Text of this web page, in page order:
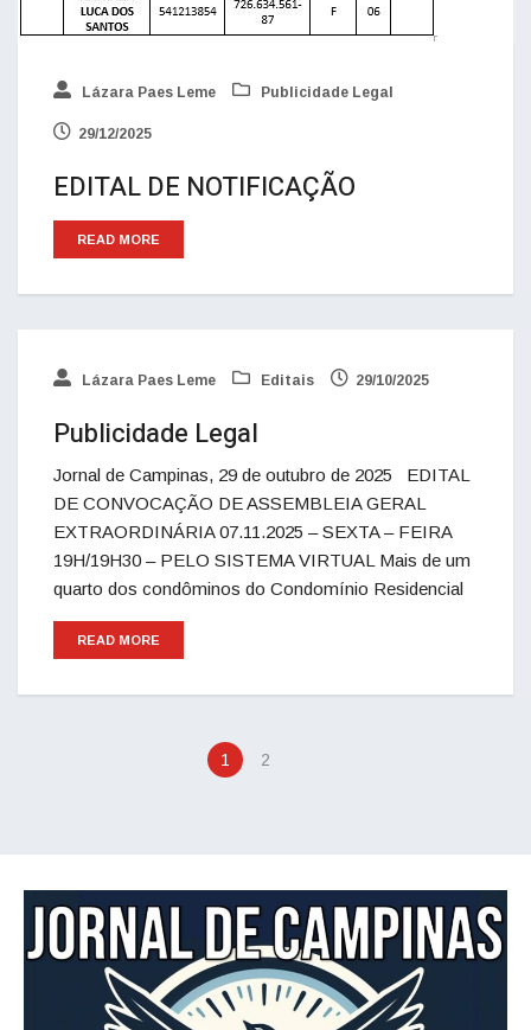
Lázara Paes Leme Publicidade Legal
29/12/2025
EDITAL DE NOTIFICAÇÃO
READ MORE
Lázara Paes Leme Editais 29/10/2025
Publicidade Legal
Jornal de Campinas, 29 de outubro de 2025 EDITAL
DE CONVOCAÇÃO DE ASSEMBLEIA GERAL
EXTRAORDINÁRIA 07.11.2025 – SEXTA – FEIRA
19H/19H30 – PELO SISTEMA VIRTUAL Mais de um
quarto dos condôminos do Condomínio Residencial
READ MORE
1 2